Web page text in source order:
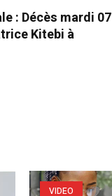
: Décès mardi 07
Kitebi à
VIDEO